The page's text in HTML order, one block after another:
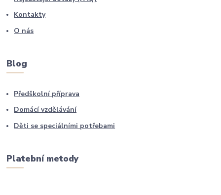
Kontakty
O nás
Blog
Předškolní příprava
Domácí vzdělávání
Děti se speciálními potřebami
Platební metody